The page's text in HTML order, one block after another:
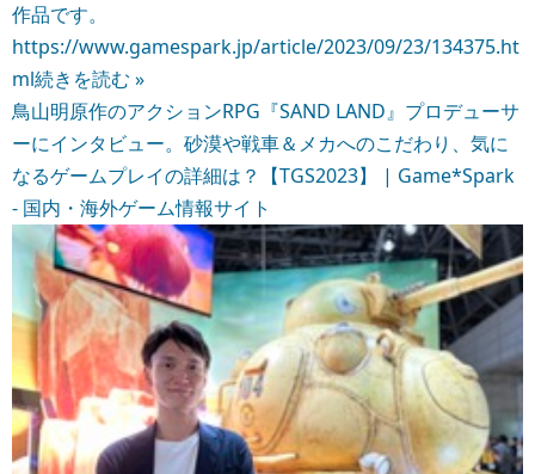
作品です。
https://www.gamespark.jp/article/2023/09/23/134375.ht
ml続きを読む »
鳥山明原作のアクションRPG『SAND LAND』プロデューサ
ーにインタビュー。砂漠や戦車＆メカへのこだわり、気に
なるゲームプレイの詳細は？【TGS2023】 | Game*Spark
- 国内・海外ゲーム情報サイト